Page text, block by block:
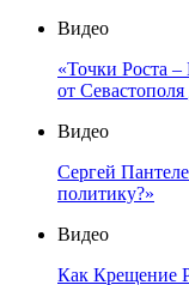
Видео
«Точки Роста
от
Видео
Сергей
политику?»
Видео
Как Крещение